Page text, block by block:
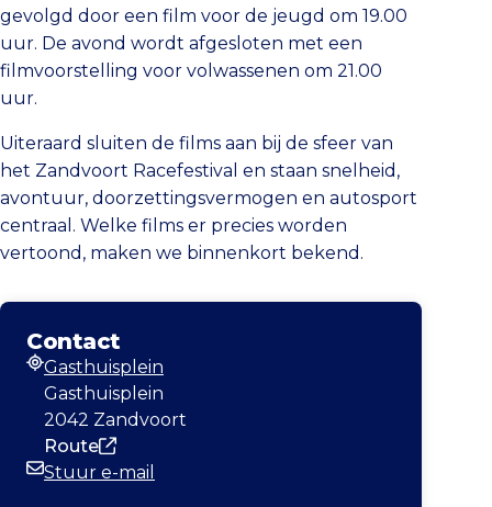
gevolgd door een film voor de jeugd om 19.00
uur. De avond wordt afgesloten met een
filmvoorstelling voor volwassenen om 21.00
uur.
Uiteraard sluiten de films aan bij de sfeer van
het Zandvoort Racefestival en staan snelheid,
avontuur, doorzettingsvermogen en autosport
centraal. Welke films er precies worden
vertoond, maken we binnenkort bekend.
Contact
Adres
Gasthuisplein
Gasthuisplein
2042 Zandvoort
Route
Stuur e-mail